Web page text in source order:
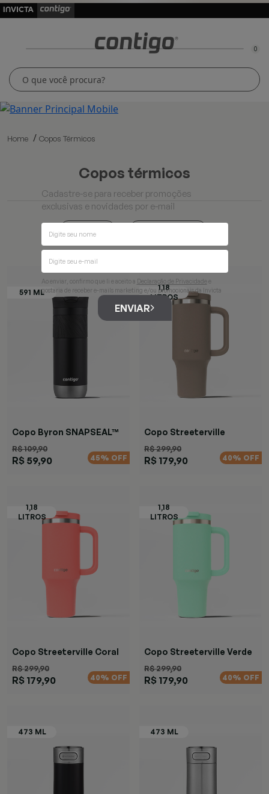
0
Home Copos Térmicos
copos térmicos
Copo Byron SNAPSEAL™
R$ 109,90
R$ 59,90 45% OFF
Copo Streeterville
R$ 299,90
R$ 179,90 40% OFF
Copo Streeterville Coral
R$ 299,90
R$ 179,90 40% OFF
Copo Streeterville Verde
R$ 299,90
R$ 179,90 40% OFF
Cadastre-se para receber promoções
exclusivas e novidades por e-mail
Ao enviar, confirmo que li e aceito a Declaração de Privacidade e
gostaria de receber e-mails marketing e/ou promocionais da Invicta
ENVIAR